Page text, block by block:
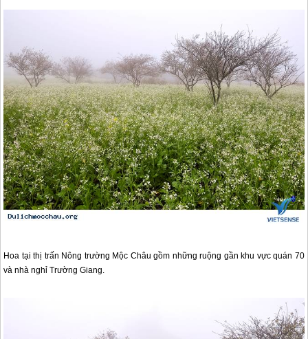
Hoa tại thị trấn Nông trường Mộc Châu gồm những ruộng gần khu vực quán 70
và nhà nghỉ Trường Giang.